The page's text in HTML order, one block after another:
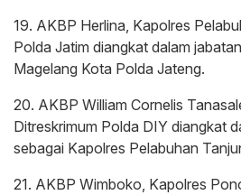
19. AKBP Herlina, Kapolres
Polda Jatim diangkat dalam
Magelang Kota Polda Jateng.
20. AKBP William Cornelis
Ditreskrimum Polda DIY diangkat
sebagai Kapolres Pelabuhan
21. AKBP Wimboko, Kapolres